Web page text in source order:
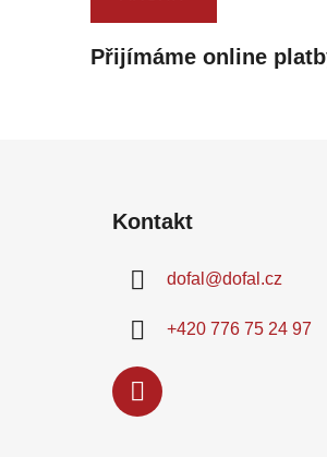
Přijímáme online
Kontakt
dofal @dofal.cz
+420 776 75 24 97